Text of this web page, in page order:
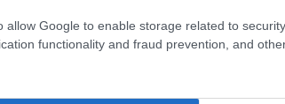
allow Google to enable storage related to
functionality and fraud prevention, and
hogy van-e valamilyen oka annak,
legtöbb találomra kiválasztott cégnek
megtudni, hogy miért pont az
a jelentkező, és mi a motivációja